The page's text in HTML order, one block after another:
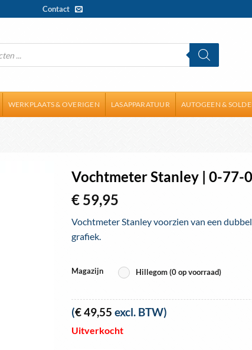
Contact
WERKPLAATS & OVERIGEN LASAPPARATUUR AUTOGEEN &
Vochtmeter Stanley | 0-77-
€ 59,95
Vochtmeter Stanley voorzien van een
grafiek.
Magazijn Hillegom (0 op voorraad)
(€49,55 excl. BTW)
Uitverkocht